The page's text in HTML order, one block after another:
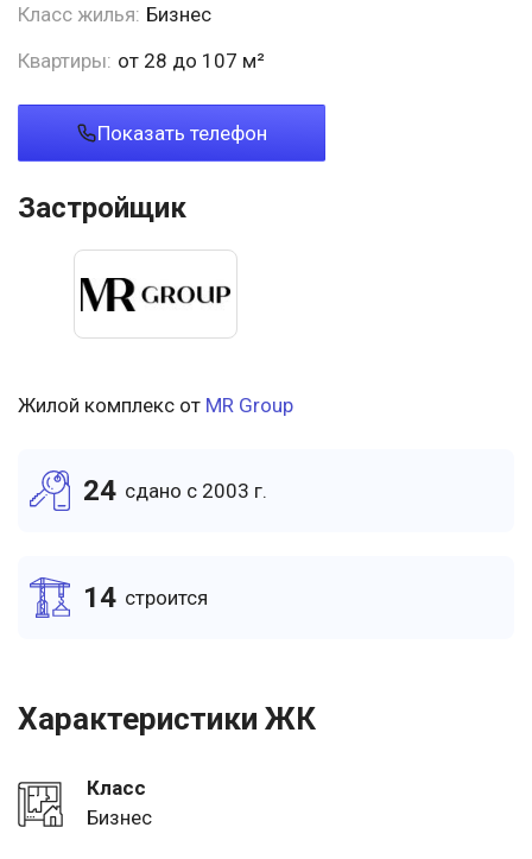
Класс жилья: Бизнес
Квартиры: от 28 до 107 м²
Показать телефон
Застройщик
Жилой комплекс от MR Group
24 cдано c 2003 г.
14 cтроится
Характеристики ЖК
Класс
Бизнес